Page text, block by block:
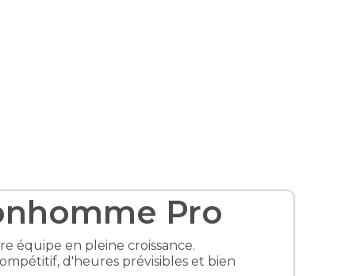
Pro
équipe en pleine croissance.
d'heures prévisibles et bien